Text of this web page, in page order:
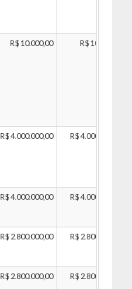
R$ 10.000,00 R$ 10.000,00
R$ 4.000.000,00 R$ 4.000.000,00
R$ 4.000.000,00 R$ 4.000.000,00
R$ 2.800.000,00 R$ 2.800.000,00
R$ 2.800.000,00 R$ 2.800.000,00